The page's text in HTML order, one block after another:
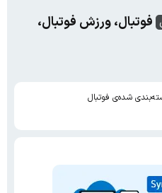
فوتبال، ورزش فوتبال،
شده‌ی فوتبال